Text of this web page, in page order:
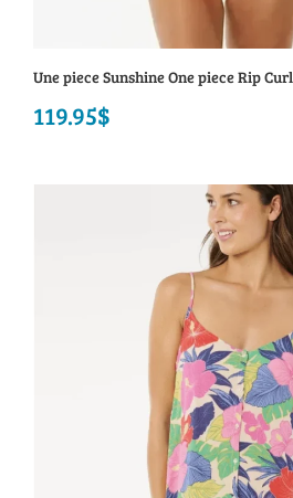
Une piece Sunshine One piece Rip Curl
119.95$